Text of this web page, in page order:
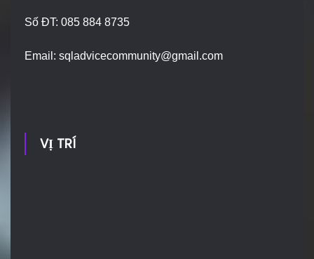
Số ĐT: 085 884 8735
Email:sqladvicecommunity@gmail.com
VỊ TRÍ